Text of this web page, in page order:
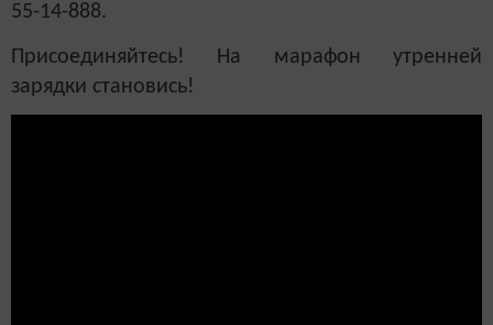
55-14-888.
Присоединяйтесь! На марафон утренней
зарядки становись!